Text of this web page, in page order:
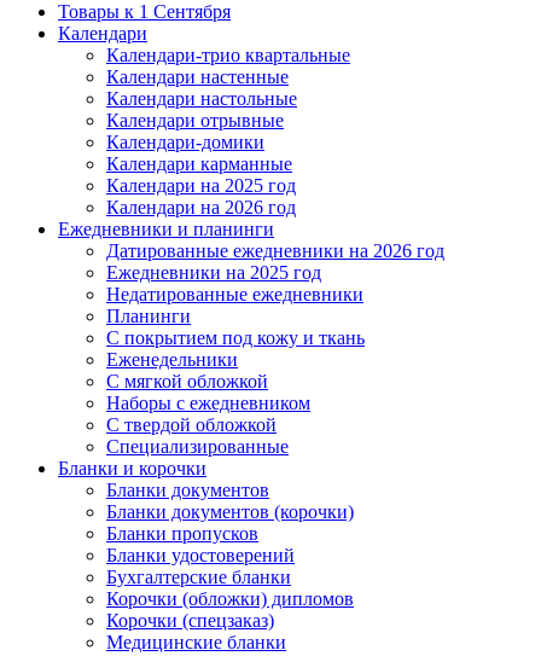
Товары к 1 Сентября
Календари
Календари-трио квартальные
Календари настенные
Календари настольные
Календари отрывные
Календари-домики
Календари карманные
Календари на 2025 год
Календари на 2026 год
Ежедневники и планинги
Датированные ежедневники на 2026 год
Ежедневники на 2025 год
Недатированные ежедневники
Планинги
С покрытием под кожу и ткань
Еженедельники
С мягкой обложкой
Наборы с ежедневником
С твердой обложкой
Специализированные
Бланки и корочки
Бланки документов
Бланки документов (корочки)
Бланки пропусков
Бланки удостоверений
Бухгалтерские бланки
Корочки (обложки) дипломов
Корочки (спецзаказ)
Медицинские бланки